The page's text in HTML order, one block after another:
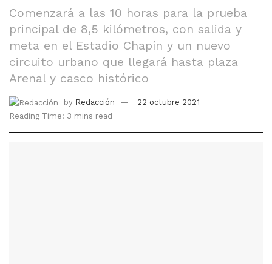
Comenzará a las 10 horas para la prueba
principal de 8,5 kilómetros, con salida y
meta en el Estadio Chapín y un nuevo
circuito urbano que llegará hasta plaza
Arenal y casco histórico
by Redacción
22 octubre 2021
Reading Time: 3 mins read